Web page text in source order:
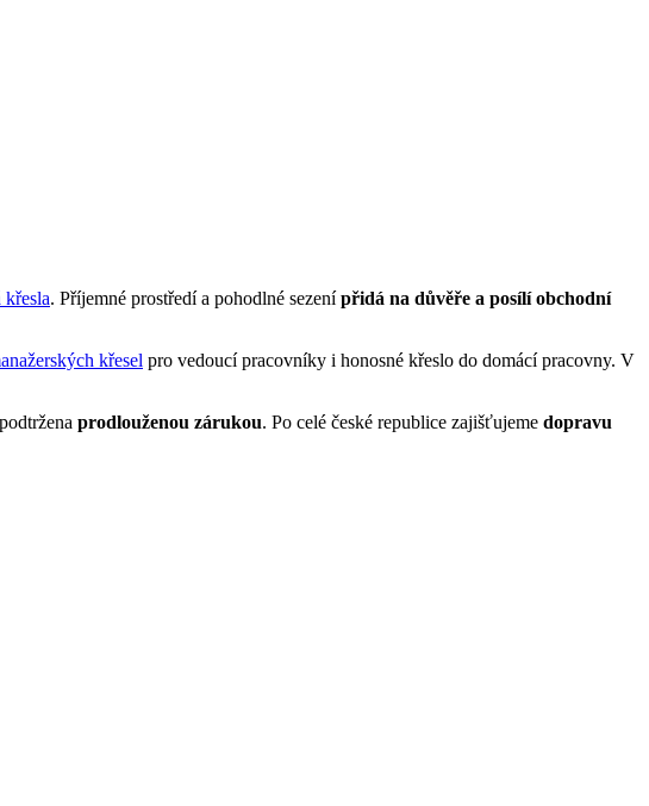
křesla. Příjemné prostředí a pohodlné sezenípřidá na důvěře a posílí obchodní
křesel pro vedoucí pracovníky i honosné křeslo do domácí pracovny. V
prodlouženou zárukou. Po celé české republice zajišťujeme dopravu